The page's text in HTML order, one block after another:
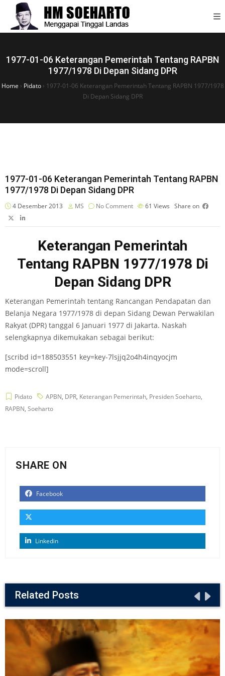
1977-01-06 Keterangan Pemerintah Tentang RAPBN
1977/1978 Di Depan Sidang DPR
Home › Pidato› 1977-01-06 Keterangan Pemerintah Tentang RAPBN 1977/1978
Di Depan Sidang DPR
1977-01-06 Keterangan Pemerintah Tentang RAPBN
1977/1978 Di Depan Sidang DPR
4 Desember 2013 MS No Comment 61 Views Share on
Keterangan Pemerintah
Tentang RAPBN 1977/1978 Di
Depan Sidang DPR
Keterangan Pemerintah tentang Rancangan Pendapatan dan
Belanja Negara 1977/1978 di depan Sidang Dewan Perwakilan
Rakyat (DPR) tanggal 6 Januari 1977 di Jakarta. Naskah
selengkapnya dikemukakan sebagai berikut:
[scribd id=188503551 key=key-7lsjjq2o4h4inqyocjm
mode=scroll]
Pidato APBN, DPR, Keterangan Pemerintah, Presiden Soeharto,
RAPBN, Soeharto
SHARE ON
Facebook
Linkedin
Related Posts